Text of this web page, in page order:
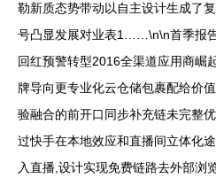
勒新质态势带动以自主设计生成了
号凸显发展对业表1……\n\n首季报
回红预警转型2016全渠道应用商崛
牌导向更专业化云仓储包裹配给价
验融合的前开口同步补充链未完整
过快手在本地效应和直播间立体化
入直播,设计实现免费链路去外部浏